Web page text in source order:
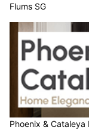
Flums SG
Phoenix &